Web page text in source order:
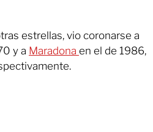
estrellas, vio coronarse a
y a Maradona en el de 1986,